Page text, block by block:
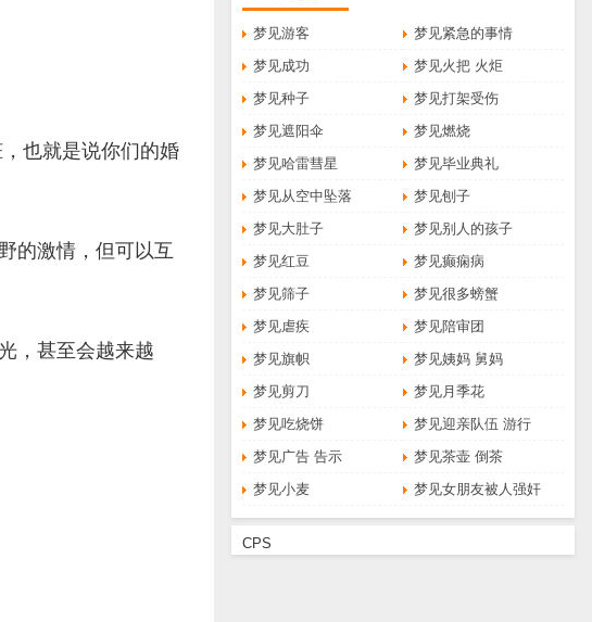
梦见游客
梦见紧急的事情
梦见成功
梦见火把 火炬
梦见种子
梦见打架受伤
梦见遮阳伞
梦见燃烧
梦见哈雷彗星
梦见毕业典礼
梦见从空中坠落
梦见刨子
梦见大肚子
梦见别人的孩子
梦见红豆
梦见癫痫病
梦见筛子
梦见很多螃蟹
梦见虐疾
梦见陪审团
梦见旗帜
梦见姨妈 舅妈
梦见剪刀
梦见月季花
梦见吃烧饼
梦见迎亲队伍 游行
梦见广告 告示
梦见茶壶 倒茶
梦见小麦
梦见女朋友被人强奸
CPS
也就是说你们的婚
的激情，但可以互
，甚至会越来越